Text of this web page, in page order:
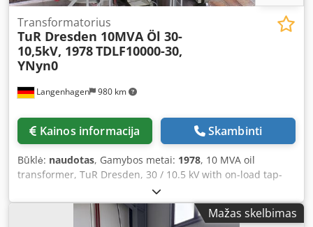
Langenhagen 980 km
Transformatorius
TuR Dresden 10MVA Öl 30-
10,5kV, 1978TDLF10000-30,
YNyn0
Kainos informacija Skambinti
Būklė: naudotas, Gamybos metai: 1978, 10 MVA oil
transformer, TuR Dresden, 30 / 10.5 kV with on-load tap-
changer, 19 steps, vector group YNyn0, equipped with
conservator, Buchholz relay, air dehumidifier, cooling fans,
dial thermometer, year of manufacture 1978. Djdpfxst Akl
Mažas skelbimas